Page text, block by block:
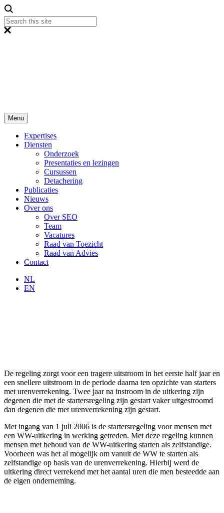
Menu
Expertises
Diensten
Onderzoek
Presentaties en lezingen
Cursussen
Detachering
Publicaties
Nieuws
Over ons
Over SEO
Team
Vacatures
Raad van Toezicht
Raad van Advies
Contact
NL
EN
De regeling zorgt voor een tragere uitstroom in het eerste half jaar en
een snellere uitstroom in de periode daarna ten opzichte van starters
met urenverrekening. Twee jaar na instroom in de uitkering zijn
degenen die met de startersregeling zijn gestart vaker uitgestroomd
dan degenen die met urenverrekening zijn gestart.
Met ingang van 1 juli 2006 is de startersregeling voor mensen met
een WW-uitkering in werking getreden. Met deze regeling kunnen
mensen met behoud van de WW-uitkering starten als zelfstandige.
Voorheen was het al mogelijk om vanuit de WW te starten als
zelfstandige op basis van de urenverrekening. Hierbij werd de
uitkering direct verrekend met het aantal uren die men besteedde aan
de eigen onderneming.